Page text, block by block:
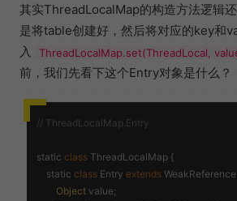
其实ThreadLocalMap的构造方法逻辑
是将table创建好，然后将对应的key和
入
ThreadLocalMap.set(ThreadLocal,
前，我们先看下这个Entry对象是什么？
// ThreadLocalMap.Entry
static class ThreadLocalMap {
    static
class Entry extends
Object value;